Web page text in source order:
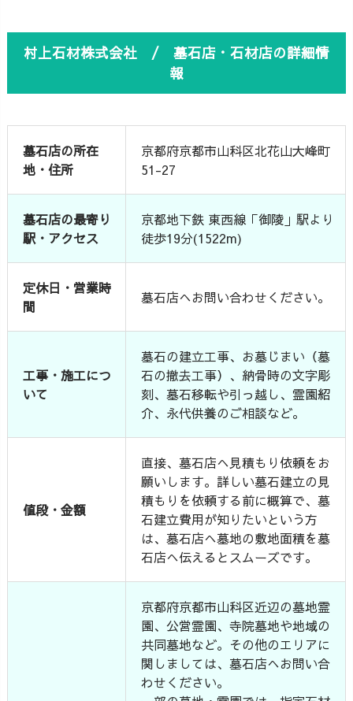
村上石材株式会社 / 墓石店・石材店の詳細情
報
墓石店の所在
地・住所
京都府京都市山科区北花山大峰町
51-27
墓石店の最寄り
駅・アクセス
京都地下鉄 東西線「御陵」駅より
徒歩19分(1522m)
定休日・営業時
間
墓石店へお問い合わせください。
工事・施工につ
いて
墓石の建立工事、お墓じまい（墓
石の撤去工事）、納骨時の文字彫
刻、墓石移転や引っ越し、霊園紹
介、永代供養のご相談など。
値段・金額
直接、墓石店へ見積もり依頼をお
願いします。詳しい墓石建立の見
積もりを依頼する前に概算で、墓
石建立費用が知りたいという方
は、墓石店へ墓地の敷地面積を墓
石店へ伝えるとスムーズです。
京都府京都市山科区近辺の墓地霊
園、公営霊園、寺院墓地や地域の
共同墓地など。その他のエリアに
関しましては、墓石店へお問い合
わせください。